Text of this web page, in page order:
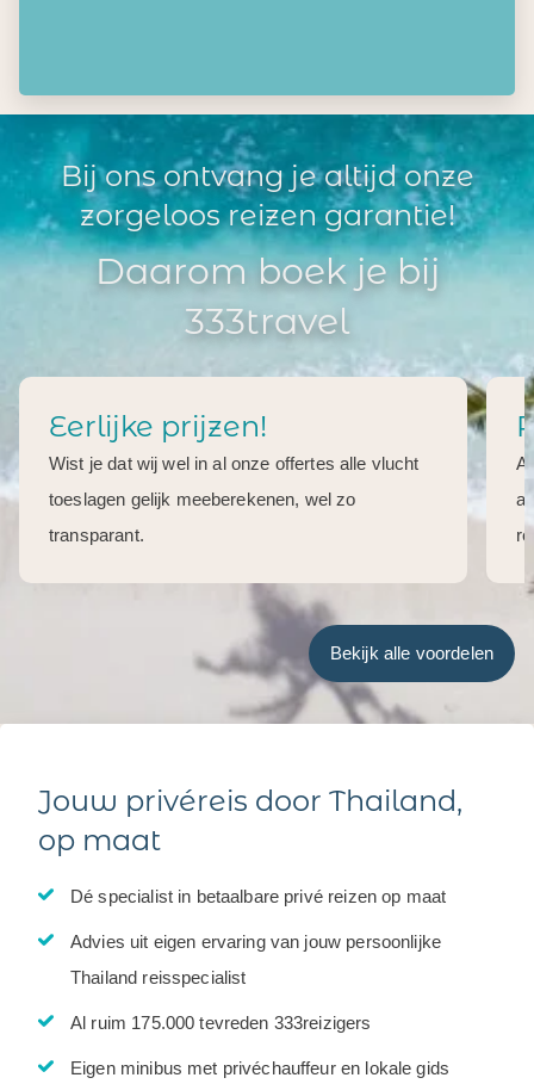
Bij ons ontvang je altijd onze
zorgeloos reizen garantie!
Daarom boek je bij
333travel
Eerlijke prijzen!
Wist je dat wij wel in al onze offertes alle vlucht
toeslagen gelijk meeberekenen, wel zo
transparant.
Bekijk alle voordelen
Jouw privéreis door Thailand,
op maat
Dé specialist in betaalbare privé reizen op maat
Advies uit eigen ervaring van jouw persoonlijke
Thailand reisspecialist
Al ruim 175.000 tevreden 333reizigers
Eigen minibus met privéchauffeur en lokale gids